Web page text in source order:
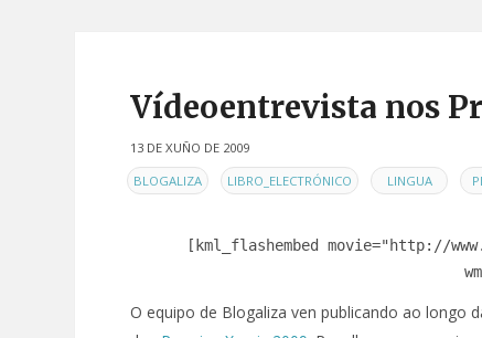
Vídeoentrevista nos
13 DE XUÑO DE 2009
ENBLOGALIZA LIBRO_ELECTRÓNICO LINGUA
[kml_flashembed movie="http://
O equipo de Blogaliza ven publicando ao longo